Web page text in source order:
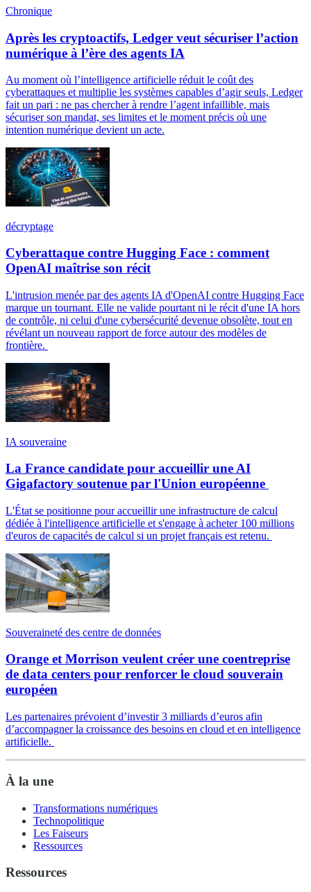
Chronique
Après les cryptoactifs, Ledger veut sécuriser l’action
numérique à l’ère des agents IA
Au moment où l’intelligence artificielle réduit le coût des
cyberattaques et multiplie les systèmes capables d’agir seuls, Ledger
fait un pari : ne pas chercher à rendre l’agent infaillible, mais
sécuriser son mandat, ses limites et le moment précis où une
intention numérique devient un acte.
décryptage
Cyberattaque contre Hugging Face : comment
OpenAI maîtrise son récit
L'intrusion menée par des agents IA d'OpenAI contre Hugging Face
marque un tournant. Elle ne valide pourtant ni le récit d'une IA hors
de contrôle, ni celui d'une cybersécurité devenue obsolète, tout en
révélant un nouveau rapport de force autour des modèles de
frontière.
IA souveraine
La France candidate pour accueillir une AI
Gigafactory soutenue par l'Union européenne
L'État se positionne pour accueillir une infrastructure de calcul
dédiée à l'intelligence artificielle et s'engage à acheter 100 millions
d'euros de capacités de calcul si un projet français est retenu.
Souveraineté des centre de données
Orange et Morrison veulent créer une coentreprise
de data centers pour renforcer le cloud souverain
européen
Les partenaires prévoient d’investir 3 milliards d’euros afin
d’accompagner la croissance des besoins en cloud et en intelligence
artificielle.
À la une
Transformations numériques
Technopolitique
Les Faiseurs
Ressources
Ressources